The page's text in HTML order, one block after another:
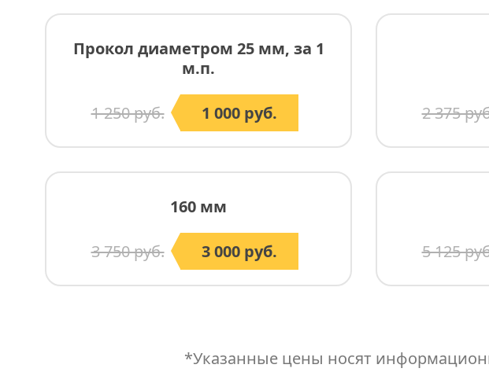
Прокол диаметром 25 мм, за 1
м.п.
1 250 руб. 1 000 руб. 2 375
160 мм
3 750 руб. 3 000 руб. 5 125
*Указанные цены носят